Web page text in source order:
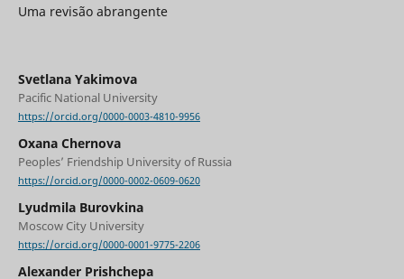
Uma revisão abrangente
Svetlana Yakimova
Pacific National University
https://orcid.org/0000-0003-4810-9956
Oxana Chernova
Peoples’ Friendship University of Russia
https://orcid.org/0000-0002-0609-0620
Lyudmila Burovkina
Moscow City University
https://orcid.org/0000-0001-9775-2206
Alexander Prishchepa